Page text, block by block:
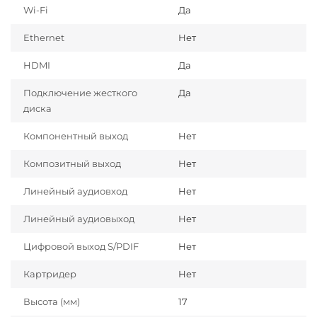
Wi-Fi Да
Ethernet Нет
HDMI Да
Подключение жесткого
диска
Да
Компонентный выход Нет
Композитный выход Нет
Линейный аудиовход Нет
Линейный аудиовыход Нет
Цифровой выход S/PDIF Нет
Картридер Нет
Высота (мм) 17